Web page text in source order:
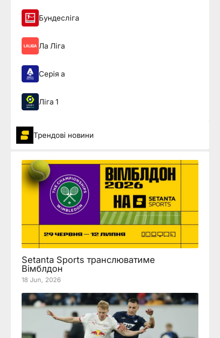
Бундесліга
Ла Ліга
Серія а
Ліга 1
Трендові новини
Setanta Sports транслюватиме
Вімблдон
18 Jun, 2026